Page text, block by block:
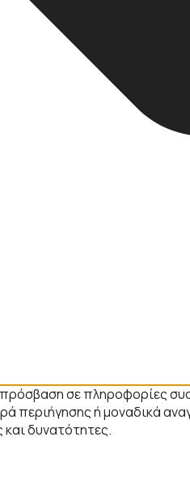
σε πληροφορίες
περιήγησης ή μοναδικά
δυνατότητες.